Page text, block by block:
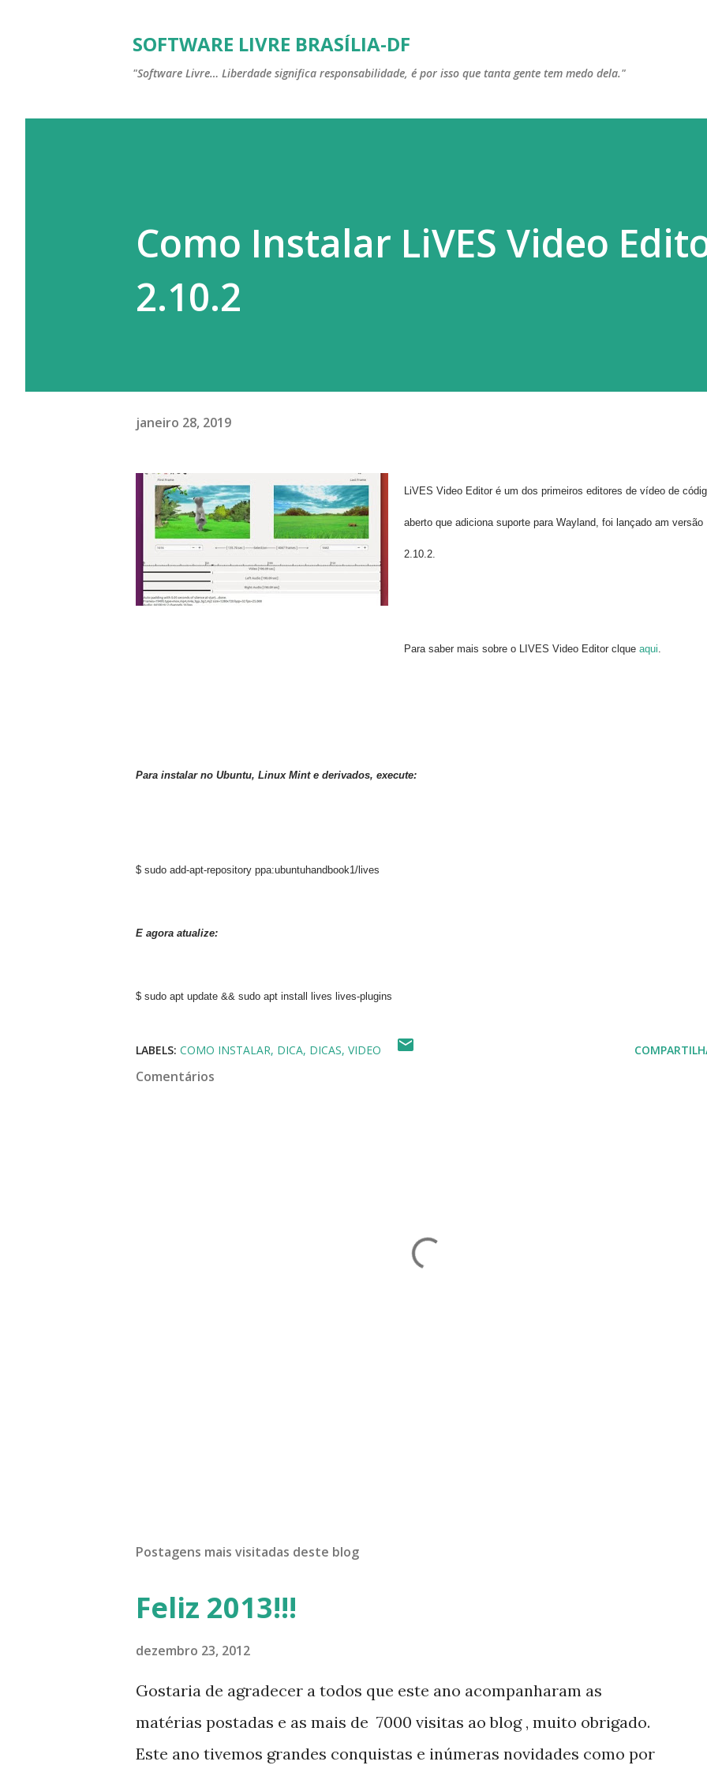
SOFTWARE LIVRE BRASÍLIA-DF
"Software Livre… Liberdade significa responsabilidade, é por isso que tanta gente tem medo dela."
Como Instalar LiVES Video
2.10.2
janeiro 28, 2019
LiVES Video Editor é um dos primeiros editores de vídeo de
aberto que adiciona suporte paraWayland, foi lançado am versão
2.10.2.
Para saber mais sobre o LIVES Video Editor clque aqui.
Para instalar no Ubuntu, Linux Mint e derivados, execute:
$ sudo add-apt-repository ppa:ubuntuhandbook1/lives
E agora atualize:
$ sudo apt update && sudo apt install lives lives-plugins
LABELS: COMO INSTALAR DICA DICAS VIDEO
Comentários
Postagens mais visitadas deste blog
Feliz 2013!!!
dezembro 23, 2012
Gostaria de agradecer a todos que este ano acompanharam as
matérias postadas e as mais de 7000 visitas ao blog , muito obrigado.
Este ano tivemos grandes conquistas e inúmeras novidades como por